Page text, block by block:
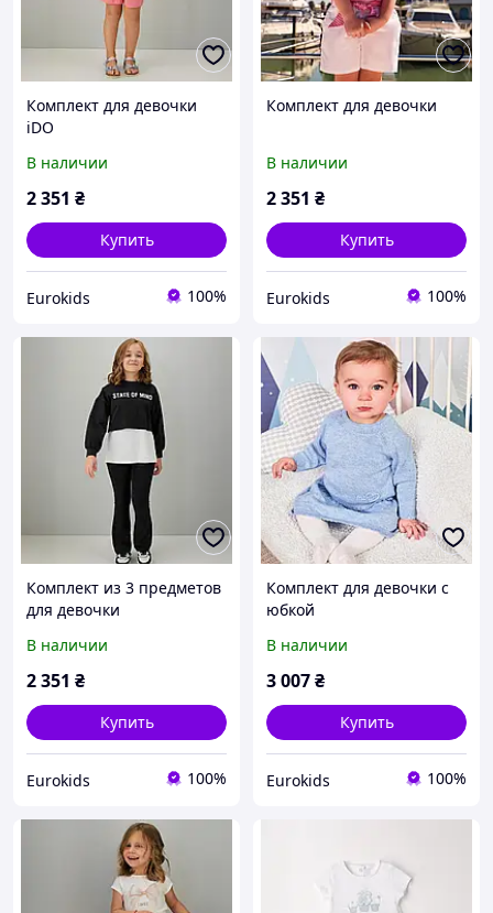
Комплект для девочки
iDO
В наличии
2 351 ₴
Купить
Eurokids 100%
Комплект для девочки
В наличии
2 351 ₴
Купить
Eurokids 100%
Комплект из 3 предметов
для девочки
В наличии
2 351 ₴
Купить
Eurokids 100%
Комплект для девочки с
юбкой
В наличии
3 007₴
Купить
Eurokids 100%